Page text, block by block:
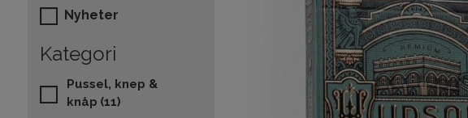
Nyheter
Kategori
Pussel, knep &
knåp (11)